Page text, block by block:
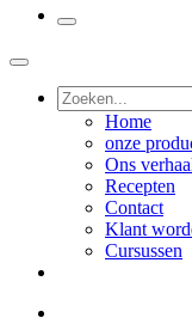
Home
onze
Ons
Recepten
Contact
Klant
Cursussen